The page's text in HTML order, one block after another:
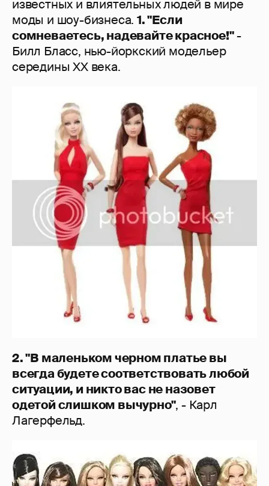
известных и влиятельных людей в мире
моды и шоу-бизнеса.1. "Если
сомневаетесь, надевайте красное!"-
Билл Бласс, нью-йоркский модельер
середины XX века.
2. "В маленьком черном платье вы
всегда будете соответствовать любой
ситуации, и никто вас не назовет
одетой слишком вычурно", - Карл
Лагерфельд.